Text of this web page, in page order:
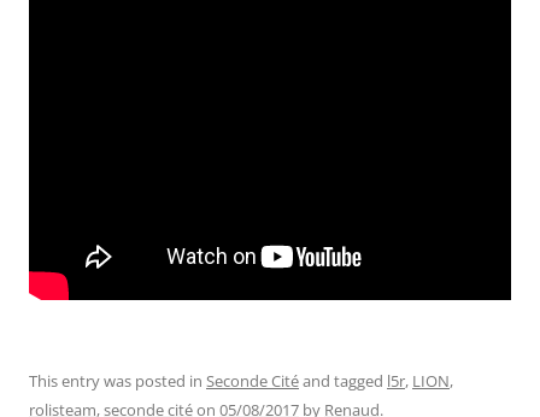
This entry was posted in Seconde Citéand tagged l5r, LION,
rolisteam,seconde citéon 05/08/2017 by Renaud.